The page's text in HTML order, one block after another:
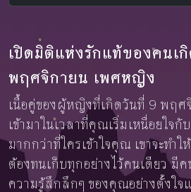
เปิดมิติแห่งรักแท้ของคนเ
พฤศจิกายน เพศหญิง
เนื้อคู่ของผู้หญิงที่เกิดวันที่ 9 พฤศ
เข้ามาในเวลาที่คุณเริ่มเหนื่อยใจกั
มากกว่าที่ใครเข้าใจคุณ เขาจะทำ
ต้องทนเก็บทุกอย่างไว้คนเดียว มี
ความรู้สึกลึกๆ ของคุณอย่างตั้งใจ